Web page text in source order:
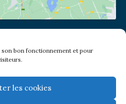
bon fonctionnement et pour
les cookies